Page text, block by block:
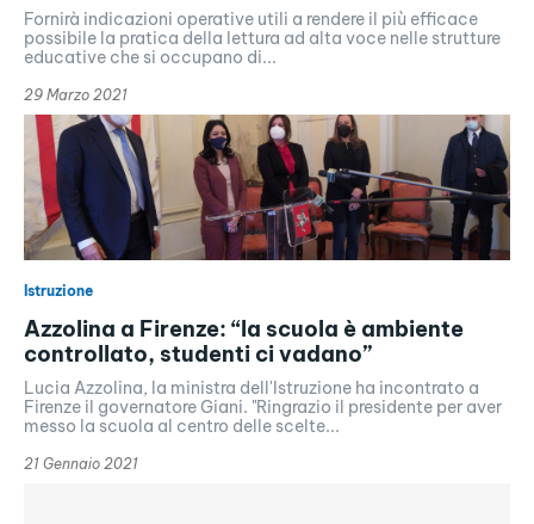
Fornirà indicazioni operative utili a rendere il più efficace
possibile la pratica della lettura ad alta voce nelle strutture
educative che si occupano di...
29 Marzo 2021
Istruzione
Azzolina a Firenze: “la scuola è ambiente
controllato, studenti ci vadano”
Lucia Azzolina, la ministra dell'Istruzione ha incontrato a
Firenze il governatore Giani. "Ringrazio il presidente per aver
messo la scuola al centro delle scelte...
21 Gennaio 2021